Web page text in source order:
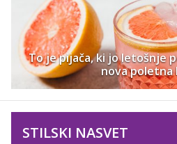
To je pijača, ki jo letošnje
nova poletna
STILSKI NASVET